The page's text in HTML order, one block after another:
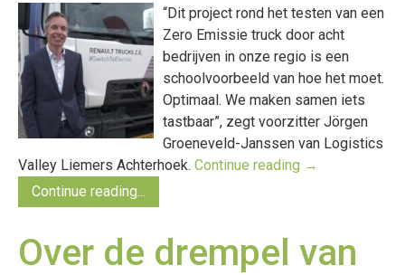
“Dit project rond het testen van een
Zero Emissie truck door acht
bedrijven in onze regio is een
schoolvoorbeeld van hoe het moet.
Optimaal. We maken samen iets
tastbaar”, zegt voorzitter Jörgen
Groeneveld-Janssen van Logistics
Valley Liemers Achterhoek. Continue reading →
Continue reading...
Over de drempel van